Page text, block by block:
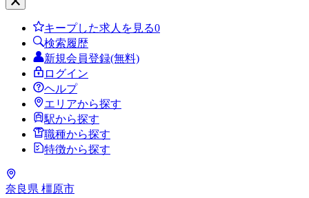
キープした求人を見る0
検索履歴
新規会員登録(無料)
ログイン
ヘルプ
エリアから探す
駅から探す
職種から探す
特徴から探す
奈良県 橿原市